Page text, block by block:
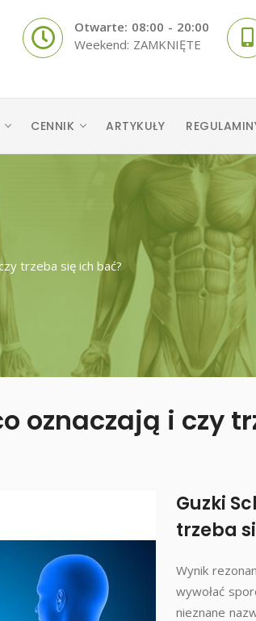
Otwarte: 08:00 - 20:00
Weekend: ZAMKNIĘTE
CENNIK ARTYKUŁY
trzeba się ich bać?
oznaczają i czy
Guzki
trzeba
Wynik
wywołać
nieznane